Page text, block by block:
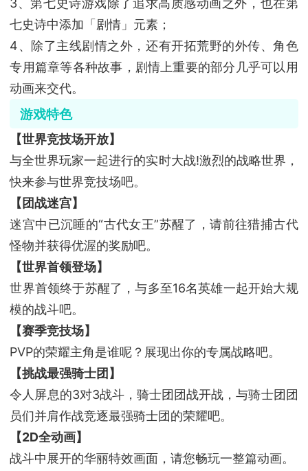
3、第七史诗游戏除了追求高质感动画之外，也在第
七史诗中添加「剧情」元素；
4、除了主线剧情之外，还有开拓荒野的外传、角色
专用篇章等各种故事，剧情上重要的部分几乎可以用
动画来交代。
游戏特色
【世界竞技场开放】
与全世界玩家一起进行的实时大战!激烈的战略世界，
快来参与世界竞技场吧。
【团战迷宫】
迷宫中已沉睡的“古代女王”苏醒了，请前往猎捕古代
怪物并获得优渥的奖励吧。
【世界首领登场】
世界首领终于苏醒了，与多至16名英雄一起开始大规
模的战斗吧。
【赛季竞技场】
PVP的荣耀主角是谁呢？展现出你的专属战略吧。
【挑战最强骑士团】
令人屏息的3对3战斗，骑士团团战开战，与骑士团团
员们并肩作战竞逐最强骑士团的荣耀吧。
【2D全动画】
战斗中展开的华丽特效画面，请您畅玩一整篇动画。